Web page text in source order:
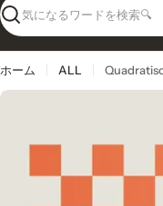
へ
ス
プ
検
ホーム ALL